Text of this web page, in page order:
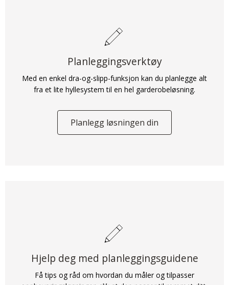
Planleggingsverktøy
Med en enkel dra-og-slipp-funksjon kan du planlegge alt
fra et lite hyllesystem til en hel garderobeløsning.
Planlegg løsningen din
Hjelp deg med planleggingsguidene
Få tips og råd om hvordan du måler og tilpasser